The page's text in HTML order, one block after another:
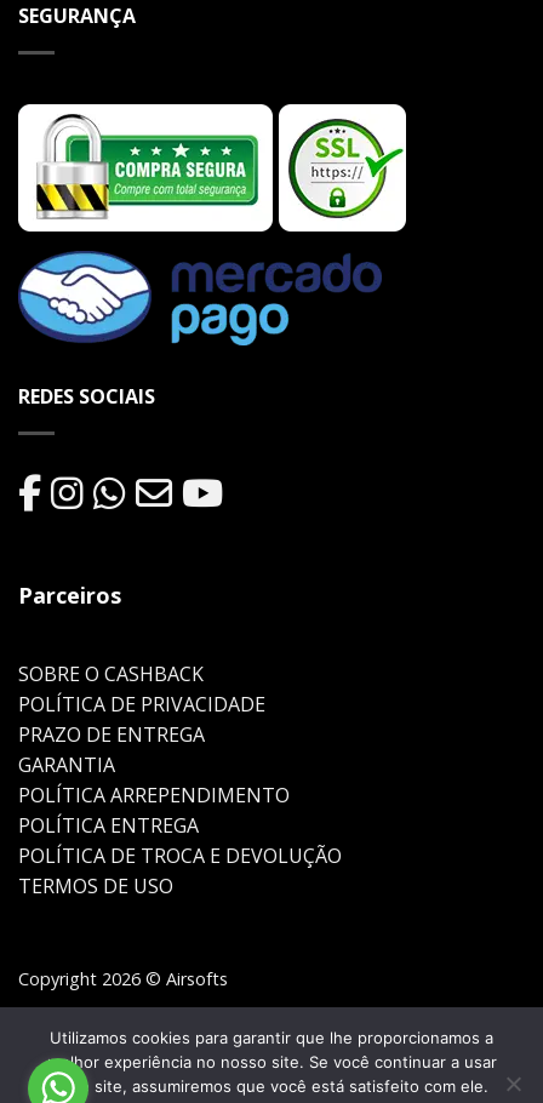
SEGURANÇA
REDES SOCIAIS
Parceiros
SOBRE O CASHBACK
POLÍTICA DE PRIVACIDADE
PRAZO DE ENTREGA
GARANTIA
POLÍTICA ARREPENDIMENTO
POLÍTICA ENTREGA
POLÍTICA DE TROCA E DEVOLUÇÃO
TERMOS DE USO
Copyright 2026 © Airsofts
Utilizamos cookies para garantir que lhe proporcionamos a
melhor experiência no nosso site. Se você continuar a usar
este site, assumiremos que você está satisfeito com ele.